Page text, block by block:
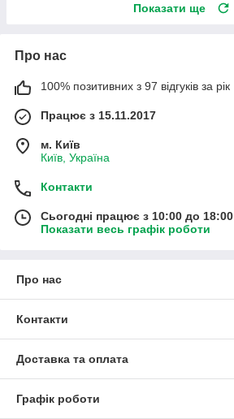
Показати ще
Про нас
100% позитивних з 97 відгуків за рік
Працює з 15.11.2017
м. Київ
Київ, Україна
Контакти
Сьогодні працює з 10:00 до 18:00
Показати весь графік роботи
Про нас
Контакти
Доставка та оплата
Графік роботи